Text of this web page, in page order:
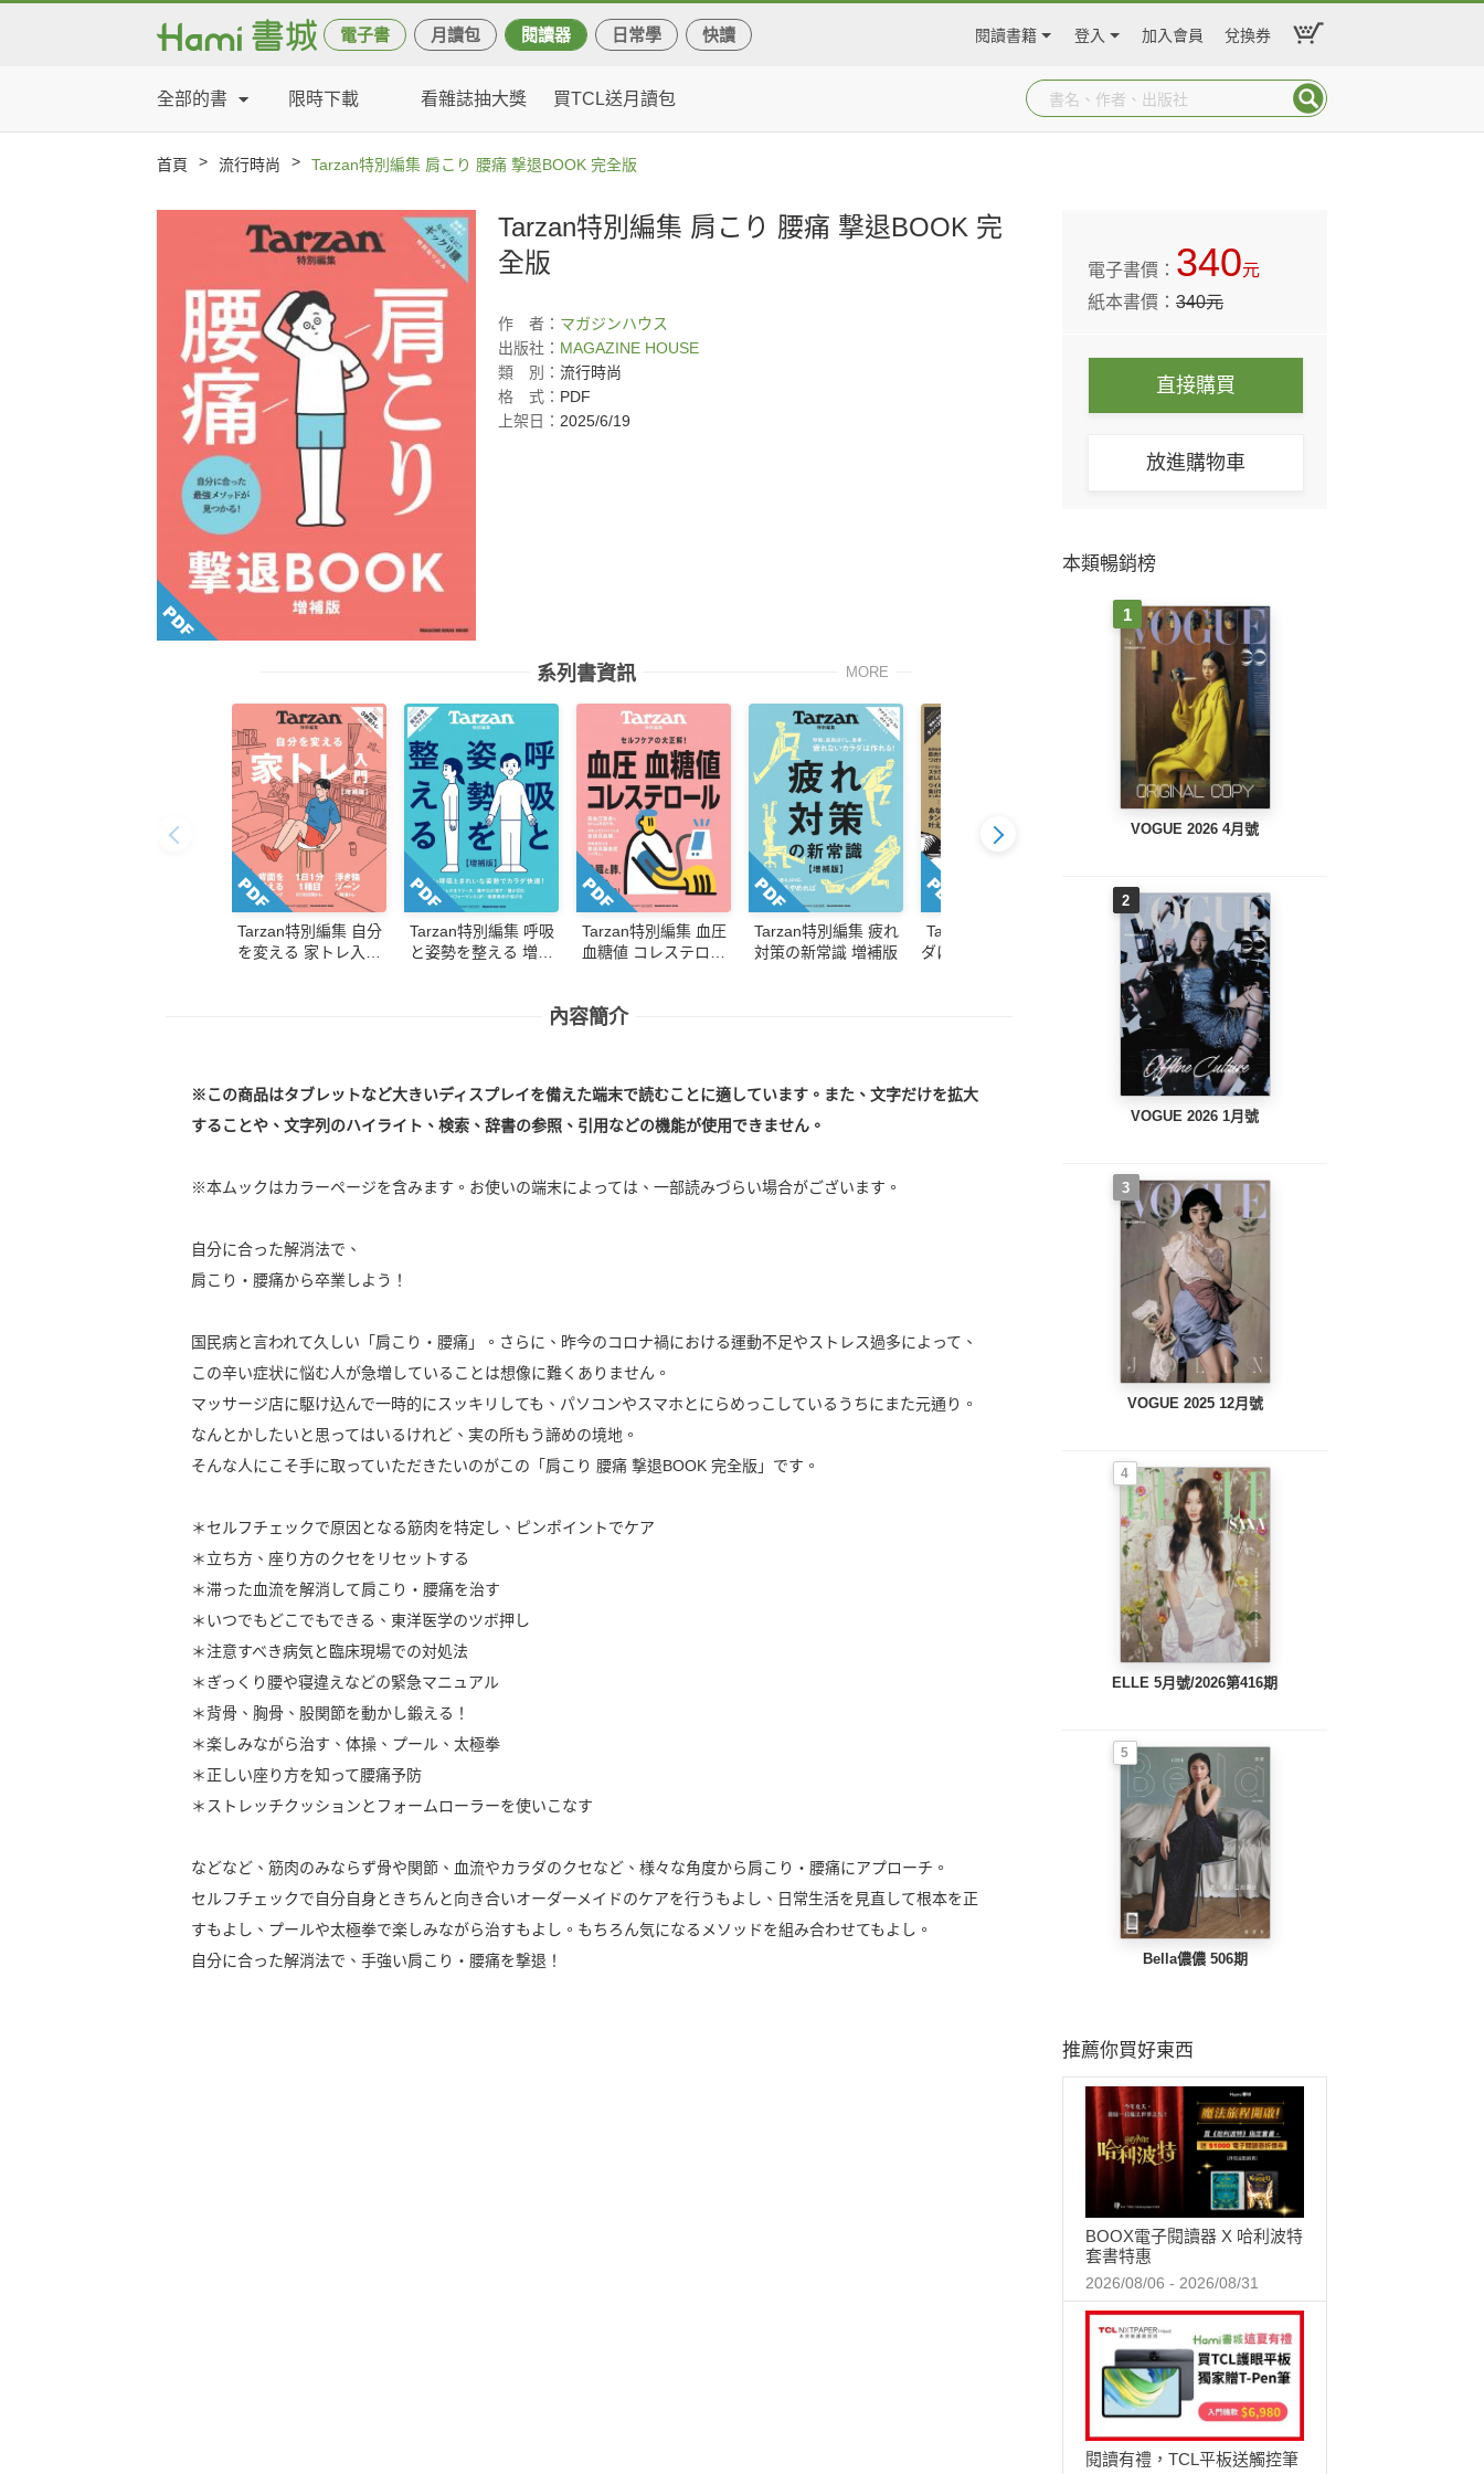
電子書 月讀包 閱讀器 日常學 快讀 閱讀書籍 登入 加入會員 兌換券
全部的書 限時下載 看雜誌抽大獎 買TCL送月讀包
首頁 > 流行時尚 > Tarzan特別編集 肩こり 腰痛 撃退BOOK 完全版
Tarzan特別編集 肩こり 腰痛 撃退BOOK 完
全版
作 者： マガジンハウス
出版社： MAGAZINE HOUSE
類
別： 流行時尚
格
式： PDF
上架日： 2025/6/19
系列書資訊 MORE
Tarzan特別編集 自分
を変える 家トレ入門
Tarzan特別編集 呼吸
と姿勢を整える 増補
Tarzan特別編集 血圧
血糖値 コレステロー
Tarzan特別編集 疲れ
対策の新常識 増補版
Tarzan特別編集 カラ
ダに効く、タンパク質
Tarzan特別編集 新版
ストレッチＢＯＯＫ
內容簡介
※この商品はタブレットなど大きいディスプレイを備えた端末で読むことに適しています。また、文字だけを拡大
することや、文字列のハイライト、検索、辞書の参照、引用などの機能が使用できません。
※本ムックはカラーページを含みます。お使いの端末によっては、一部読みづらい場合がございます。
自分に合った解消法で、
肩こり・腰痛から卒業しよう！
国民病と言われて久しい「肩こり・腰痛」。さらに、昨今のコロナ禍における運動不足やストレス過多によって、
この辛い症状に悩む人が急増していることは想像に難くありません。
マッサージ店に駆け込んで一時的にスッキリしても、パソコンやスマホとにらめっこしているうちにまた元通り。
なんとかしたいと思ってはいるけれど、実の所もう諦めの境地。
そんな人にこそ手に取っていただきたいのがこの「肩こり 腰痛 撃退BOOK 完全版」です。
＊セルフチェックで原因となる筋肉を特定し、ピンポイントでケア
＊立ち方、座り方のクセをリセットする
＊滞った血流を解消して肩こり・腰痛を治す
＊いつでもどこでもできる、東洋医学のツボ押し
＊注意すべき病気と臨床現場での対処法
＊ぎっくり腰や寝違えなどの緊急マニュアル
＊背骨、胸骨、股関節を動かし鍛える！
＊楽しみながら治す、体操、プール、太極拳
＊正しい座り方を知って腰痛予防
＊ストレッチクッションとフォームローラーを使いこなす
などなど、筋肉のみならず骨や関節、血流やカラダのクセなど、様々な角度から肩こり・腰痛にアプローチ。
セルフチェックで自分自身ときちんと向き合いオーダーメイドのケアを行うもよし、日常生活を見直して根本を正
すもよし、プールや太極拳で楽しみながら治すもよし。もちろん気になるメソッドを組み合わせてもよし。
自分に合った解消法で、手強い肩こり・腰痛を撃退！
電子書價： 340元
紙本書價：340元
直接購買
放進購物車
本類暢銷榜
1
VOGUE 2026 4月號
2
VOGUE 2026 1月號
3
VOGUE 2025 12月號
4
ELLE 5月號/2026第416期
5
Bella儂儂 506期
推薦你買好東西
BOOX電子閱讀器 X 哈利波特
套書特惠
2026/08/06 - 2026/08/31
閱讀有禮，TCL平板送觸控筆